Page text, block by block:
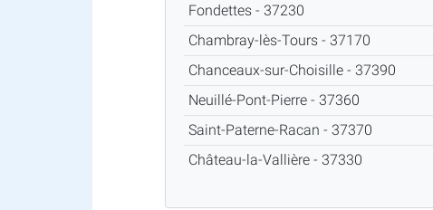
Fondettes - 37230
Chambray-lès-Tours - 37170
Chanceaux-sur-Choisille - 37390
Neuillé-Pont-Pierre - 37360
Saint-Paterne-Racan - 37370
Château-la-Vallière - 37330